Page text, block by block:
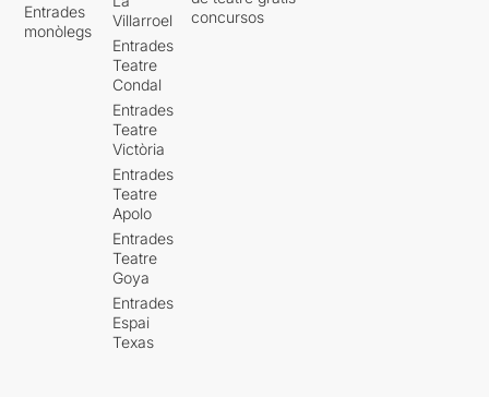
Entrades
monòlegs
Villarroel
Entrades
Teatre
Condal
Entrades
Teatre
Victòria
Entrades
Teatre
Apolo
Entrades
Teatre
Goya
Entrades
Espai
Texas
concursos